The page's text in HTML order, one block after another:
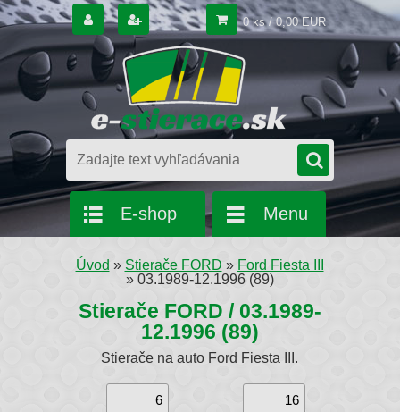
0 ks / 0,00 EUR
E-shop Menu
Úvod » Stierače FORD » Ford Fiesta III
» 03.1989-12.1996 (89)
Stierače FORD / 03.1989-
12.1996 (89)
Stierače na auto Ford Fiesta III.